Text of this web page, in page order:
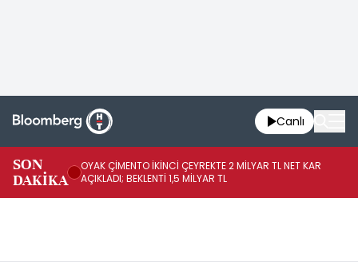
Canlı
SON
DAKİKA
OYAK ÇİMENTO İKİNCİ ÇEYREKTE 2 MİLYAR TL NET KAR
AÇIKLADI; BEKLENTİ 1,5 MİLYAR TL